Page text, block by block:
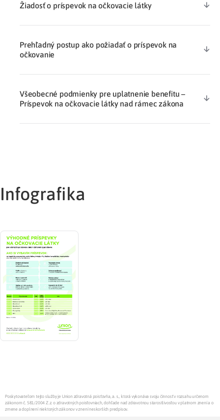
Žiadosť o príspevok na očkovacie látky
Prehľadný postup ako požiadať o príspevok na
očkovanie
Všeobecné podmienky pre uplatnenie benefitu –
Príspevok na očkovacie látky nad rámec zákona
Infografika
Poskytovateľom tejto služby je Union zdravotná poisťovňa, a. s., ktorá vykonáva svoju činnosť v rozsahu určenom
zákonom č. 581/2004 Z.z. o zdravotných poisťovniach, dohľade nad zdravotnou starostlivosťou v platnom znení a o
zmene a doplnení niektorých zákonov v znení neskorších predpisov.